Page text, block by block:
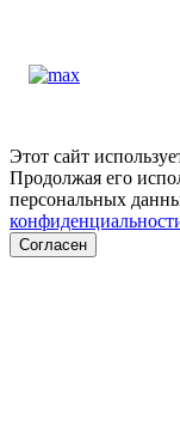
Этот сайт
Продолжая его
персональных
Согласен